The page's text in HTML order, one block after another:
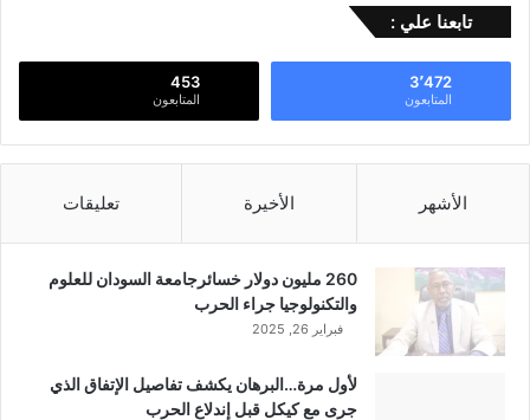
تابعنا علي :
3٬472
المتابعون
453
المتابعون
الأشهر الأخيرة تعليقات
260 مليون دولار خسائرجامعة السودان للعلوم
والتكنولوجيا جراء الحرب
فبراير 26, 2025
لأول مرة…البرهان يكشف تفاصيل الإتفاق الذي
جرى مع كيكل قبل إندلاع الحرب